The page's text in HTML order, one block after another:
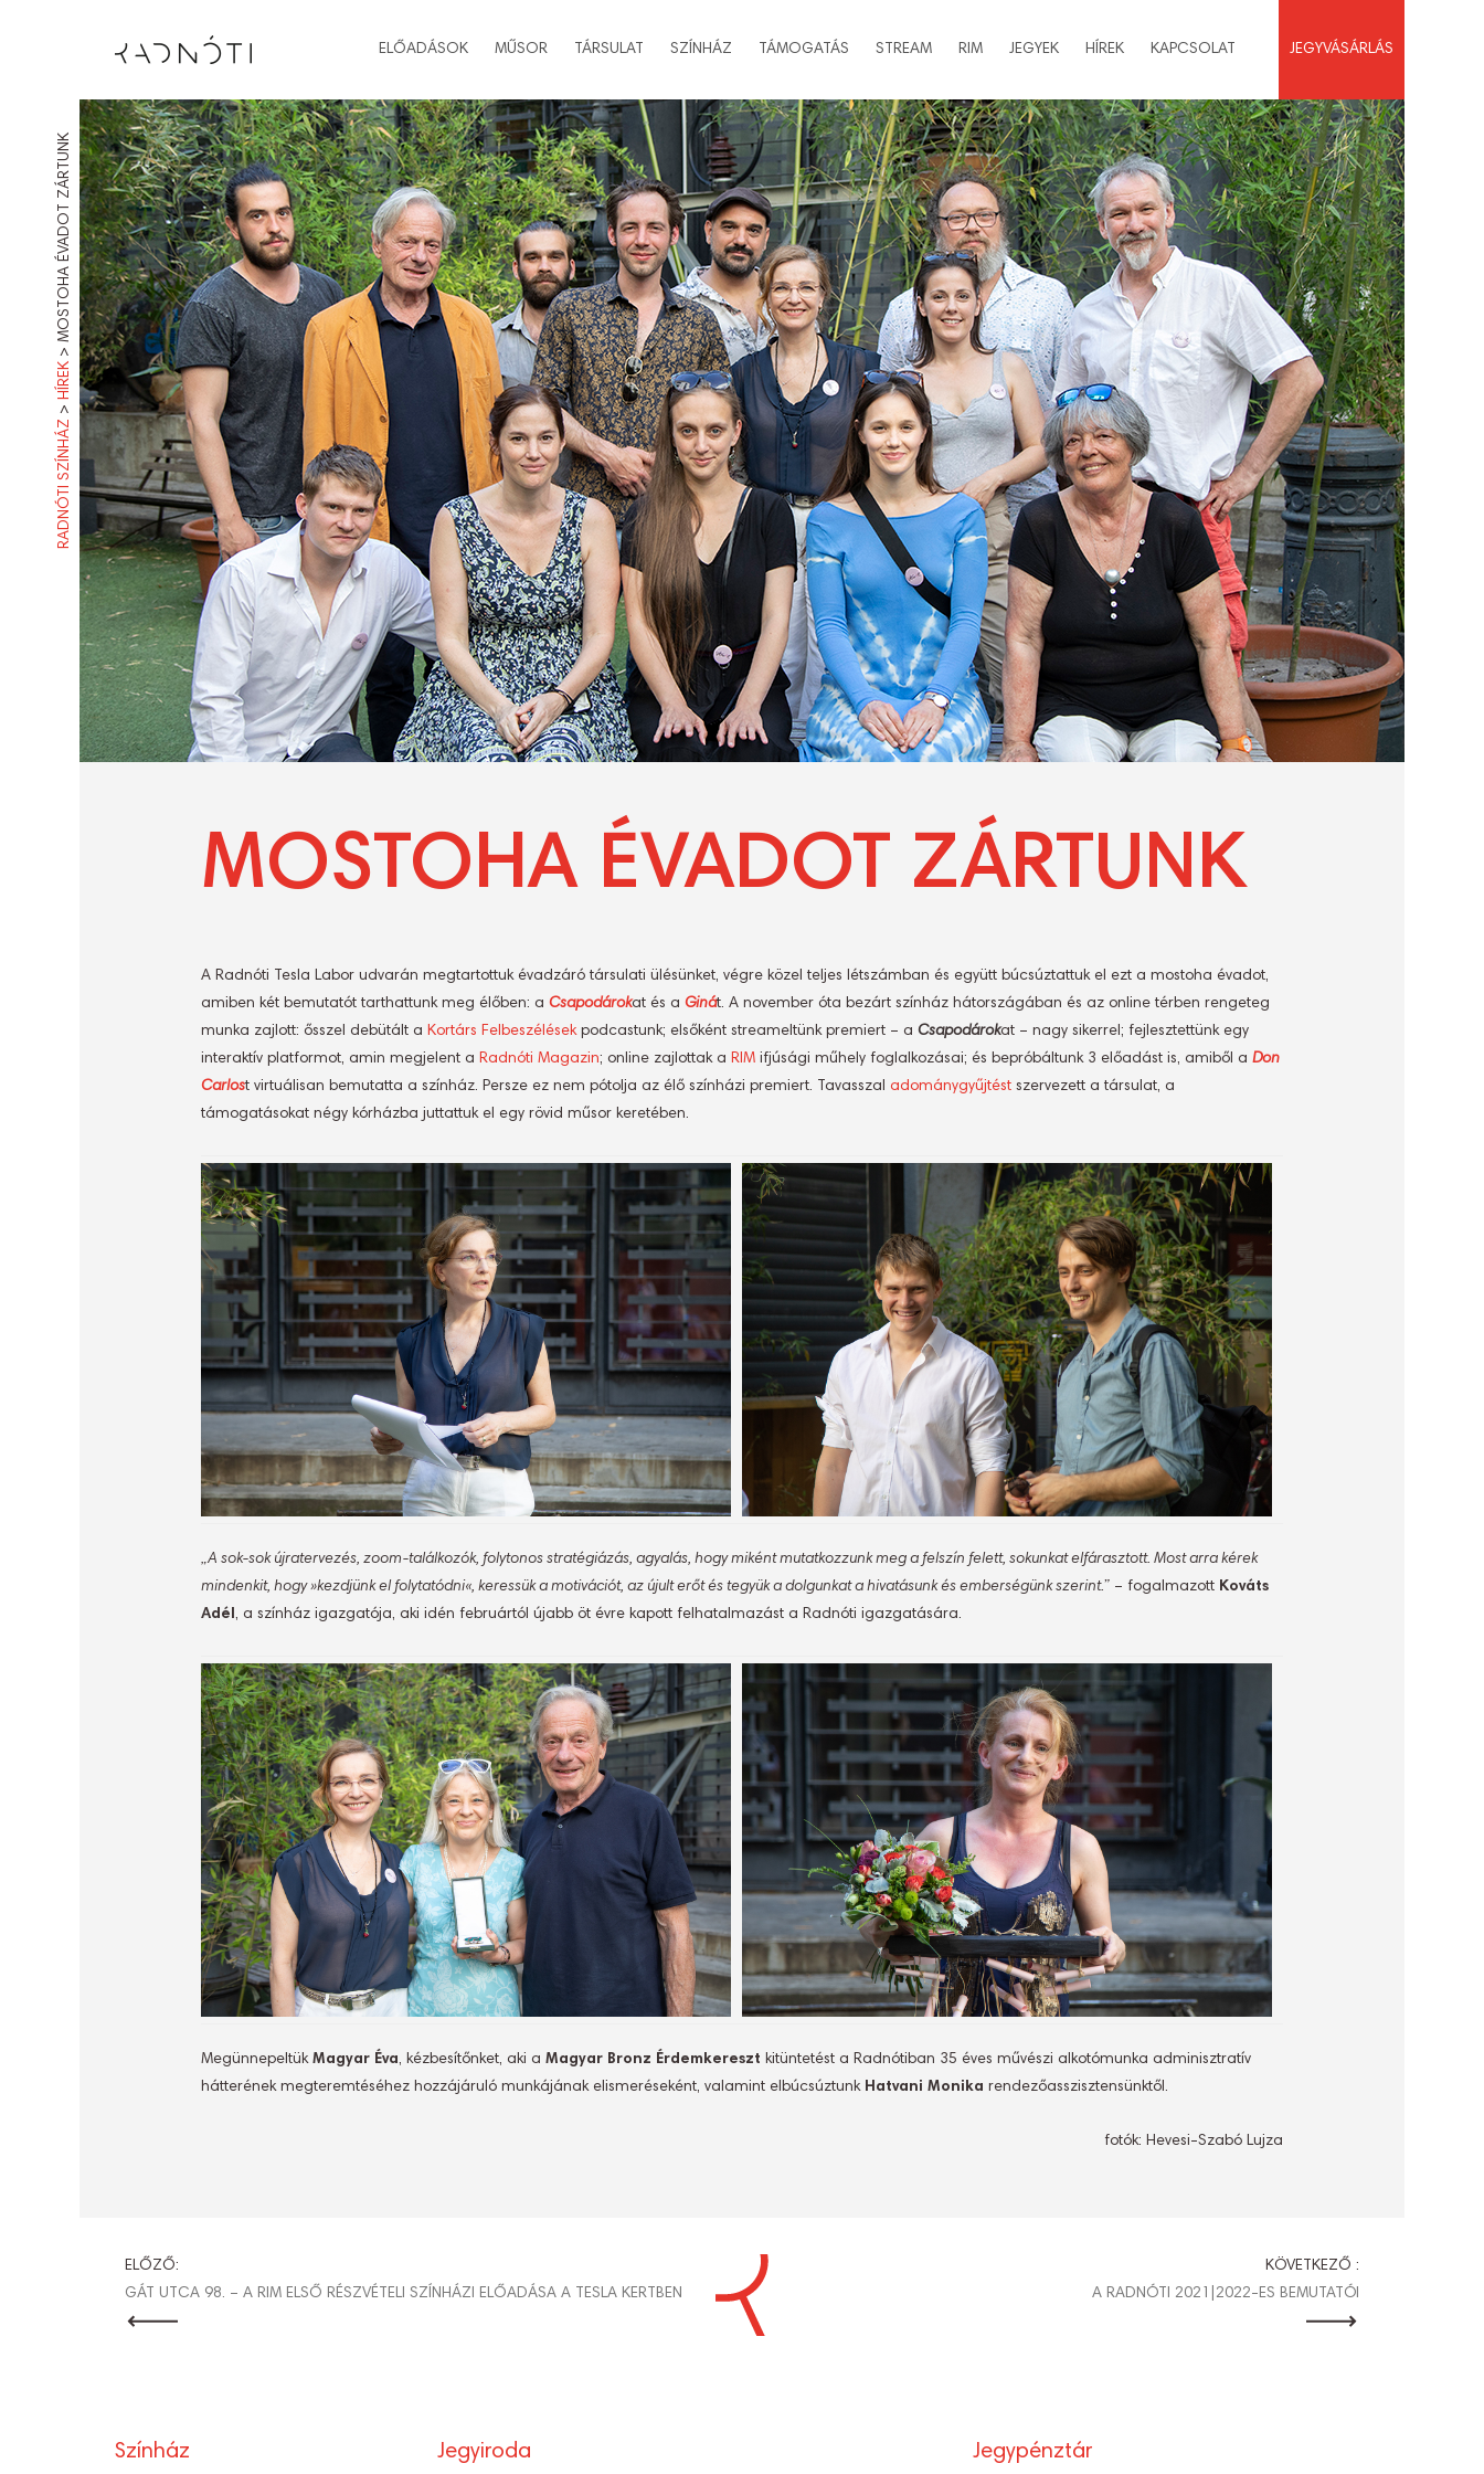
ELŐADÁSOK MŰSOR TÁRSULAT SZÍNHÁZ TÁMOGATÁS STREAM RIM JEGYEK HÍREK KAPCSOLAT JEGYVÁSÁRLÁS
RADNÓTI SZÍNHÁZ
>
HÍREK
>
MOSTOHA ÉVADOT ZÁRTUNK
MOSTOHA ÉVADOT ZÁRTUNK
A Radnóti Tesla Labor udvarán megtartottuk évadzáró társulati ülésünket, végre közel teljes létszámban és együtt búcsúztattuk el ezt a mostoha évadot,
amiben két bemutatót tarthattunk meg élőben: a Csapodárokat és a Ginát. A november óta bezárt színház hátországában és az online térben rengeteg
munka zajlott: ősszel debütált a Kortárs Felbeszélésekpodcastunk; elsőként streameltünk premiert – a Csapodárokat – nagy sikerrel; fejlesztettünk egy
interaktív platformot, amin megjelent a Radnóti Magazin; online zajlottak a RIM ifjúsági műhely foglalkozásai; és bepróbáltunk 3 előadást is, amiből a Don
Carlost virtuálisan bemutatta a színház. Persze ez nem pótolja az élő színházi premiert. Tavasszal adománygyűjtést szervezett a társulat, a
támogatásokat négy kórházba juttattuk el egy rövid műsor keretében.
„A sok-sok újratervezés, zoom-találkozók, folytonos stratégiázás, agyalás, hogy miként mutatkozzunk meg a felszín felett, sokunkat elfárasztott. Most arra kérek
mindenkit, hogy »kezdjünk el folytatódni«, keressük a motivációt, az újult erőt és tegyük a dolgunkat a hivatásunk és emberségünk szerint.” – fogalmazott Kováts
Adél, a színház igazgatója, aki idén februártól újabb öt évre kapott felhatalmazást a Radnóti igazgatására.
Megünnepeltük Magyar Éva, kézbesítőnket, aki a Magyar Bronz Érdemkereszt kitüntetést a Radnótiban 35 éves művészi alkotómunka adminisztratív
hátterének megteremtéséhez hozzájáruló munkájának elismeréseként, valamint elbúcsúztunk Hatvani Monika rendezőasszisztensünktől.
fotók: Hevesi-Szabó Lujza
BEJEGYZÉS
ELŐZŐ:
GÁT UTCA 98. – A RIM ELSŐ RÉSZVÉTELI SZÍNHÁZI ELŐADÁSA A TESLA KERTBEN
KÖVETKEZŐ :
A RADNÓTI 2021|2022-ES BEMUTATÓI
Színház Jegyiroda Jegypénztár